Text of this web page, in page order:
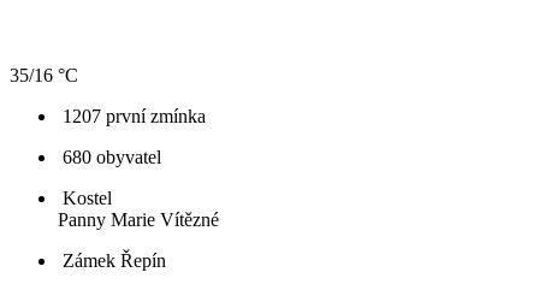
35/16 °C
1207 první zmínka
680 obyvatel
Kostel
Panny Marie Vítězné
Zámek Řepín